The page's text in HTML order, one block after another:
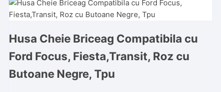
Husa Cheie Briceag Compatibila cu
Ford Focus, Fiesta,Transit, Roz cu
Butoane Negre, Tpu